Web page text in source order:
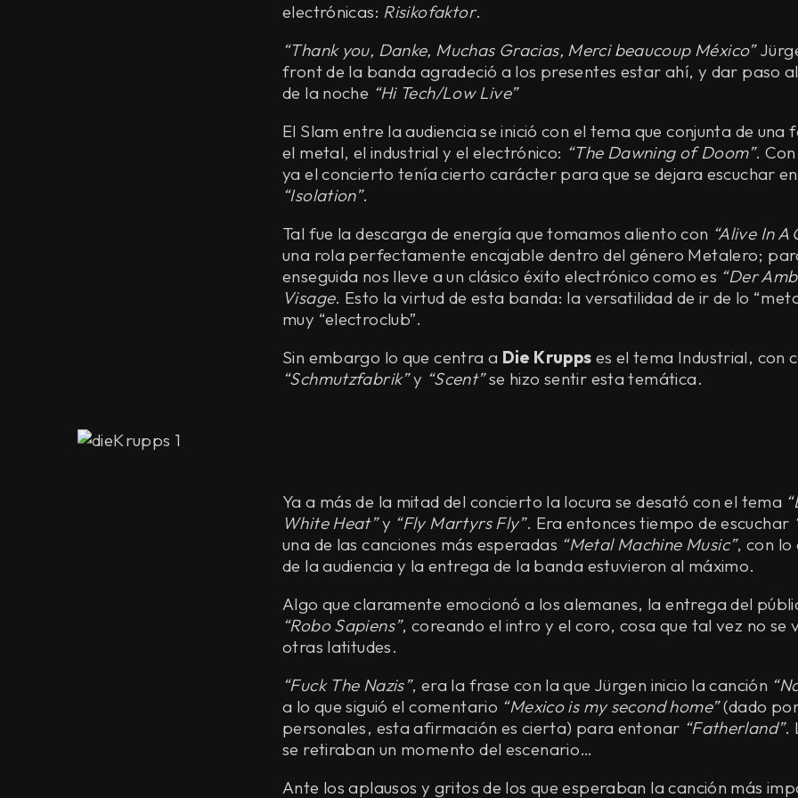
electrónicas: Risikofaktor.
“Thank you, Danke, Muchas Gracias, Merci beaucoup México”
front de la banda agradeció a los presentes estar ahí, y dar paso
de la noche “Hi Tech/Low Live”
El Slam entre la audiencia se inició con el tema que conjunta de
el metal, el industrial y el electrónico: “The Dawning of Doom”.
ya el concierto tenía cierto carácter para que se dejara escuchar
“Isolation”.
Tal fue la descarga de energía que tomamos aliento con “Alive In A
una rola perfectamente encajable dentro del género Metalero;
enseguida nos lleve a un clásico éxito electrónico como es “Der
Visage. Esto la virtud de esta banda: la versatilidad de ir de lo
muy “electroclub”.
Sin embargo lo que centra a Die Krupps es el tema Industrial, con
“Schmutzfabrik”y “Scent”se hizo sentir esta temática.
Ya a más de la mitad del concierto la locura se desató con el tema
White Heat”y “Fly Martyrs Fly”. Era entonces tiempo de escuchar
una de las canciones más esperadas “Metal Machine Music”, con lo
de la audiencia y la entrega de la banda estuvieron al máximo.
Algo que claramente emocionó a los alemanes, la entrega del
“Robo Sapiens”, coreando el intro y el coro, cosa que tal vez no se
otras latitudes.
“Fuck The Nazis”, era la frase con la que Jürgen inicio la canción
a lo que siguió el comentario “Mexico is my second home”(dado
personales, esta afirmación es cierta) para entonar “Fatherland”.
se retiraban un momento del escenario…
Ante los aplausos y gritos de los que esperaban la canción más